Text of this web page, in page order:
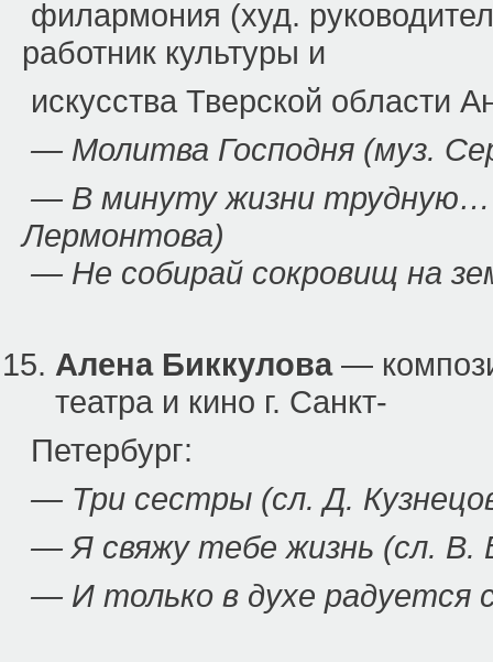
филармония (худ.
работник культуры и
искусства Тверской области
— Молитва Господня (муз.
— В минуту жизни
Лермонтова)
— Не собирай сокровищ на
Алена Биккулова —
театра и кино г. Санкт-
Петербург:
— Три сестры (сл. Д.
— Я свяжу тебе жизнь (сл. В.
— И только в духе радуется